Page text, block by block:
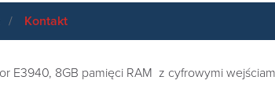
Kontakt
E3940, 8GB pamięci RAM z cyfrowymi